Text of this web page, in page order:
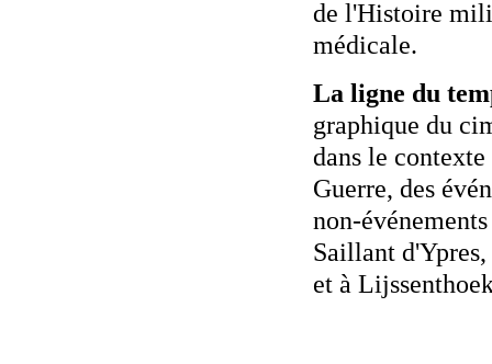
de l'Histoire
médicale.
La ligne du
graphique du
dans le
Guerre, des
non-
Saillant
et à